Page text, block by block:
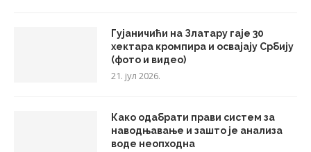
Гујаничићи на Златару гаје 30
хектара кромпира и освајају Србију
(фото и видео)
21. јул 2026.
Како одабрати прави систем за
наводњавање и зашто је анализа
воде неопходна